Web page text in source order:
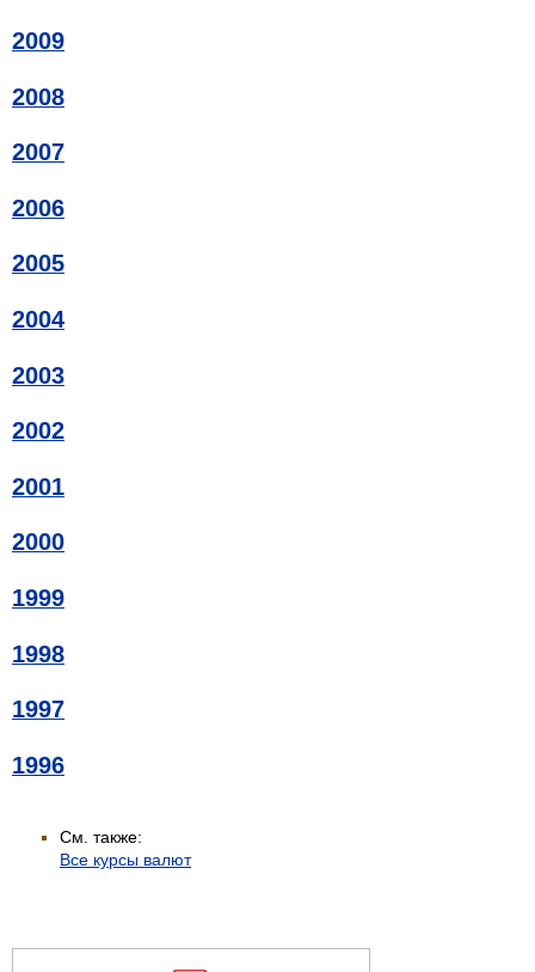
2009
2008
2007
2006
2005
2004
2003
2002
2001
2000
1999
1998
1997
1996
См. также:
Все курсы валют